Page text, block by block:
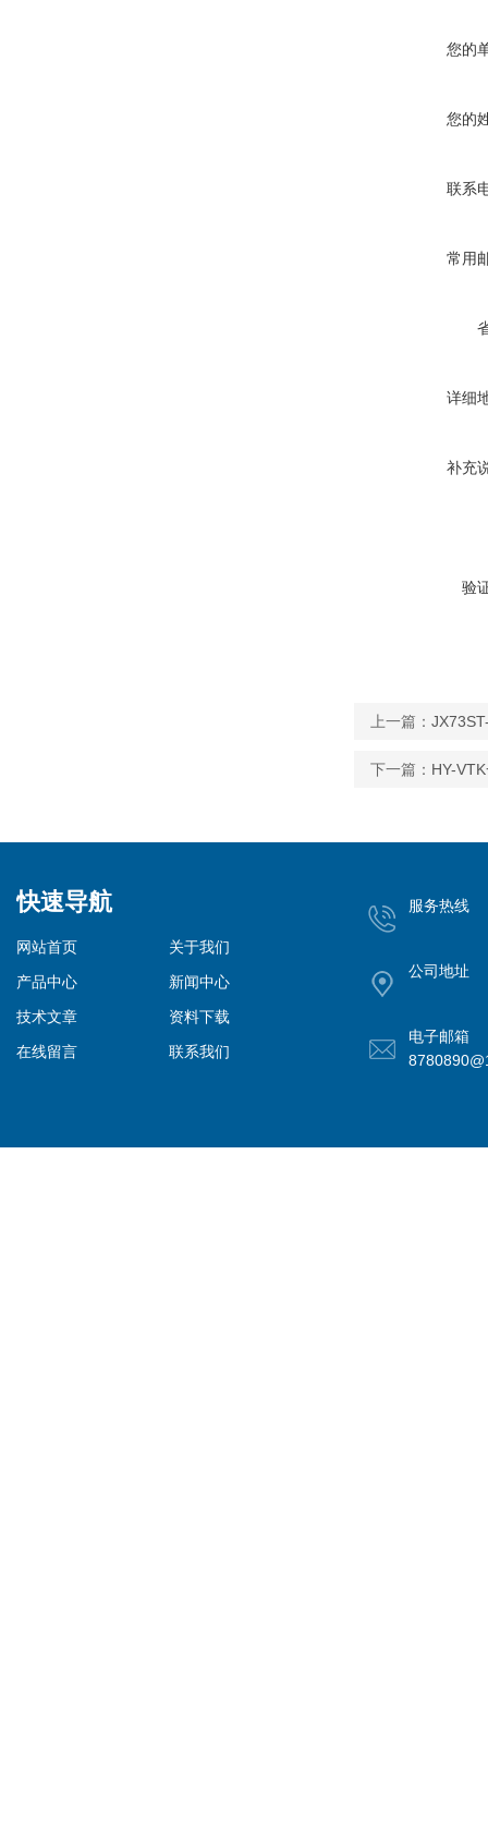
您的
您的
联系
常用
详细
补充
验
上一篇：
下一篇： HY-
快速导航
网站首页
关于我们
产品中心
新闻中心
技术文章
资料下载
在线留言
联系我们
服务热线
公司地址
电子邮箱